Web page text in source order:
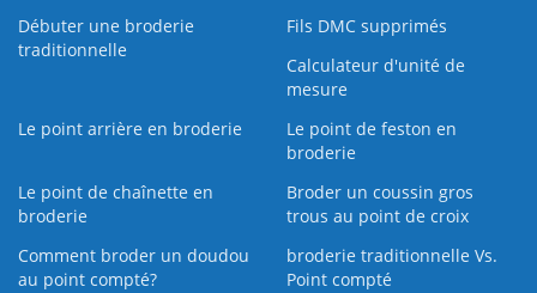
Débuter une broderie
traditionnelle
Fils DMC supprimés
Calculateur d'unité de
mesure
Le point arrière en broderie
Le point de feston en
broderie
Le point de chaînette en
broderie
Broder un coussin gros
trous au point de croix
Comment broder un doudou
au point compté?
broderie traditionnelle Vs.
Point compté